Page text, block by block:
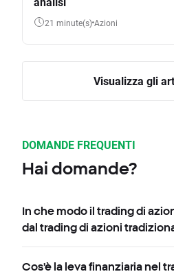
21 minute(s) Azioni
Visualizza gli
DOMANDE FREQUENTI
Hai domande?
In che modo il trading di
dal trading di azioni
Cos'è la leva finanziaria nel